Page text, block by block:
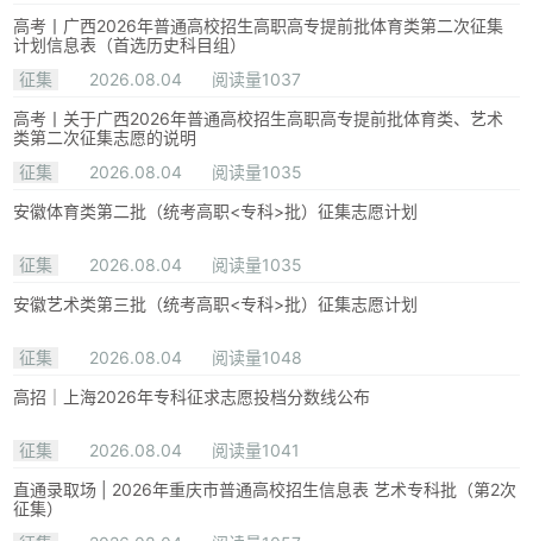
高考丨广西2026年普通高校招生高职高专提前批体育类第二次征集
计划信息表（首选历史科目组）
征集
2026.08.04
阅读量1037
高考丨关于广西2026年普通高校招生高职高专提前批体育类、艺术
类第二次征集志愿的说明
征集
2026.08.04
阅读量1035
安徽体育类第二批（统考高职<专科>批）征集志愿计划
征集 2026.08.04
阅读量1035
安徽艺术类第三批（统考高职<专科>批）征集志愿计划
征集 2026.08.04
阅读量1048
高招｜上海2026年专科征求志愿投档分数线公布
征集 2026.08.04
阅读量1041
直通录取场 | 2026年重庆市普通高校招生信息表 艺术专科批（第2次
征集）